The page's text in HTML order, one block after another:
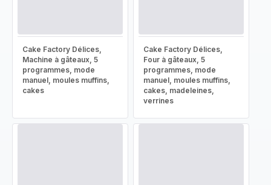
Cake Factory Délices,
Machine à gâteaux, 5
programmes, mode
manuel, moules muffins,
cakes
Cake Factory Délices,
Four à gâteaux, 5
programmes, mode
manuel, moules muffins,
cakes, madeleines,
verrines